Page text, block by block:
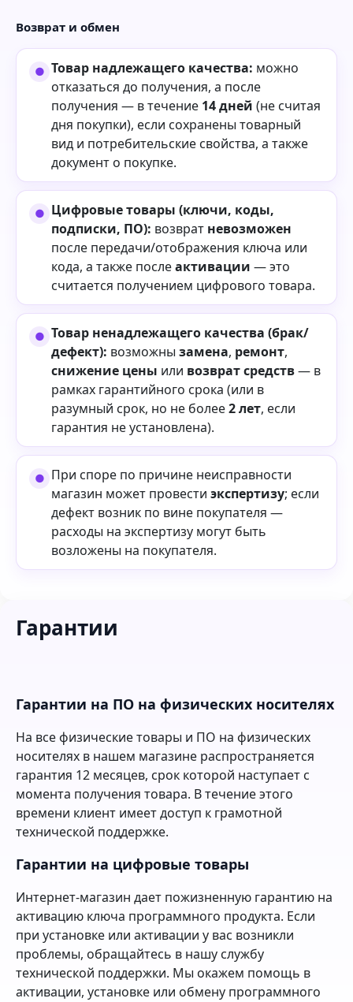
Возврат и обмен
Товар надлежащего качества: можно
отказаться до получения, а после
получения — в течение 14 дней (не считая
дня покупки), если сохранены товарный
вид и потребительские свойства, а также
документ о покупке.
Цифровые товары (ключи, коды,
подписки, ПО): возврат невозможен
после передачи/отображения ключа или
кода, а также послеактивации — это
считается получением цифрового товара.
Товар ненадлежащего качества (брак/
дефект): возможны замена, ремонт,
снижение цены или возврат средств— в
рамках гарантийного срока (или в
разумный срок, но не более2 лет, если
гарантия не установлена).
При споре по причине неисправности
магазин может провести экспертизу; если
дефект возник по вине покупателя —
расходы на экспертизу могут быть
возложены на покупателя.
Гарантии
Гарантии на ПО на физических носителях
На все физические товары и ПО на физических
носителях в нашем магазине распространяется
гарантия 12 месяцев, срок которой наступает с
момента получения товара. В течение этого
времени клиент имеет доступ к грамотной
технической поддержке.
Гарантии на цифровые товары
Интернет-магазин дает пожизненную гарантию на
активацию ключа программного продукта. Если
при установке или активации у вас возникли
проблемы, обращайтесь в нашу службу
технической поддержки. Мы окажем помощь в
активации, установке или обмену программного